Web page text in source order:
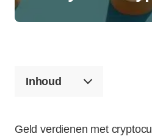
Inhoud
Geld verdienen met